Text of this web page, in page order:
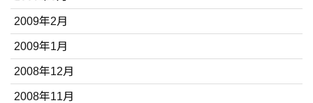
2009年2月
2009年1月
2008年12月
2008年11月